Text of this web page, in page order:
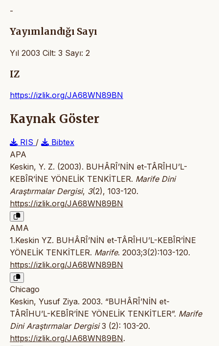
-
Yayımlandığı Sayı
Yıl 2003 Cilt: 3 Sayı: 2
IZ
https://izlik.org/JA68WN89BN
Kaynak Göster
RIS /
Bibtex
APA
Keskin, Y. Z. (2003). BUHÂRÎ’NİN et-TÂRÎHU’L-
KEBÎR’İNE YÖNELİK TENKİTLER. Marife Dini
Araştırmalar Dergisi, 3(2), 103-120.
https://izlik.org/JA68WN89BN
AMA
1.Keskin YZ. BUHÂRÎ’NİN et-TÂRÎHU’L-KEBÎR’İNE
YÖNELİK TENKİTLER. Marife. 2003;3(2):103-120.
https://izlik.org/JA68WN89BN
Chicago
Keskin, Yusuf Ziya. 2003. “BUHÂRÎ’NİN et-
TÂRÎHU’L-KEBÎR’İNE YÖNELİK TENKİTLER”. Marife
Dini Araştırmalar Dergisi3 (2): 103-20.
https://izlik.org/JA68WN89BN.